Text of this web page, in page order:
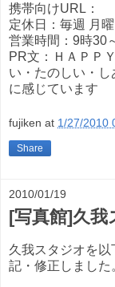
携帯向けURL：
定休日：毎週 月
営業時間：9時30
PR文：ＨＡＰＰ
い・たのしい・
に感じています
fujiken at 1/27/2010
Share
2010/01/19
[写真館]久我
久我スタジオを以
記・修正しました